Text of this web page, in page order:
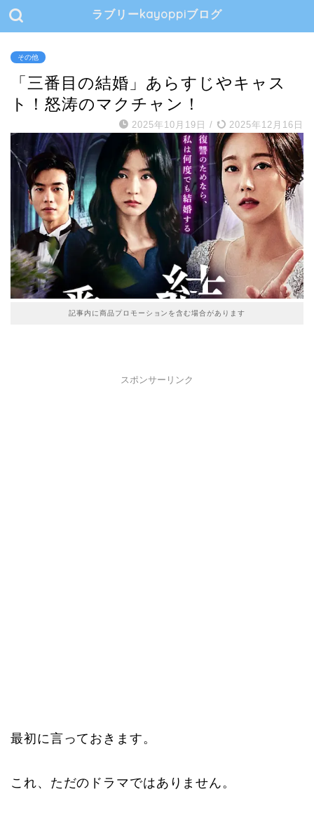
ラブリーkayoppiブログ
その他
「三番目の結婚」あらすじやキャス
ト！怒涛のマクチャン！
2025年10月19日 / 2025年12月16日
記事内に商品プロモーションを含む場合があります
スポンサーリンク
最初に言っておきます。
これ、ただのドラマではありません。